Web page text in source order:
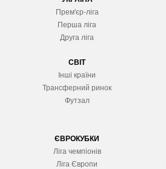
Прем'єр-ліга
Перша ліга
Друга ліга
СВІТ
Інші країни
Трансферний ринок
Футзал
ЄВРОКУБКИ
Ліга чемпіонів
Ліга Європи